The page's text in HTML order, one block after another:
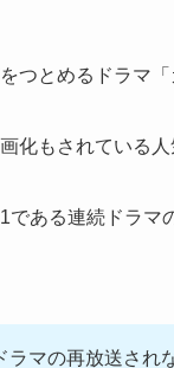
つとめるドラマ「
化もされている
である連続ドラ
ラマの再放送され